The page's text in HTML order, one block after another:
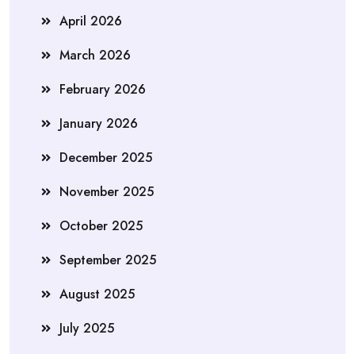
April 2026
March 2026
February 2026
January 2026
December 2025
November 2025
October 2025
September 2025
August 2025
July 2025